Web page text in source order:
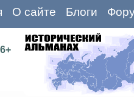
О сайте Блоги